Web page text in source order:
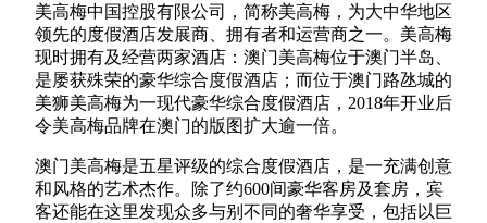
美高梅中国控股有限公司，简称美高梅，为大中华地区
领先的度假酒店发展商、拥有者和运营商之一。美高梅
现时拥有及经营两家酒店：澳门美高梅位于澳门半岛、
是屡获殊荣的豪华综合度假酒店；而位于澳门路氹城的
美狮美高梅为一现代豪华综合度假酒店，2018年开业后
令美高梅品牌在澳门的版图扩大逾一倍。
澳门美高梅是五星评级的综合度假酒店，是一充满创意
和风格的艺术杰作。除了约600间豪华客房及套房，宾
客还能在这里发现众多与别不同的奢华享受，包括以巨